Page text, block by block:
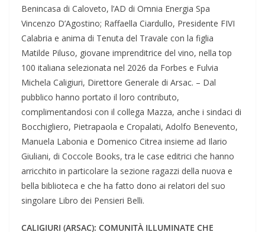
Benincasa di Caloveto, l’AD di Omnia Energia Spa
Vincenzo D’Agostino; Raffaella Ciardullo, Presidente FIVI
Calabria e anima di Tenuta del Travale con la figlia
Matilde Piluso, giovane imprenditrice del vino, nella top
100 italiana selezionata nel 2026 da Forbes e Fulvia
Michela Caligiuri, Direttore Generale di Arsac. – Dal
pubblico hanno portato il loro contributo,
complimentandosi con il collega Mazza, anche i sindaci di
Bocchigliero, Pietrapaola e Cropalati, Adolfo Benevento,
Manuela Labonia e Domenico Citrea insieme ad Ilario
Giuliani, di Coccole Books, tra le case editrici che hanno
arricchito in particolare la sezione ragazzi della nuova e
bella biblioteca e che ha fatto dono ai relatori del suo
singolare Libro dei Pensieri Belli.
CALIGIURI (ARSAC): COMUNITÀ ILLUMINATE CHE